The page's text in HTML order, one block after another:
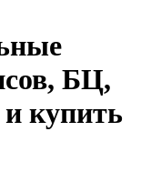
БЦ,
купить